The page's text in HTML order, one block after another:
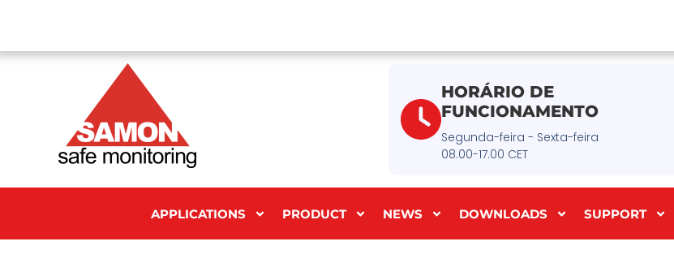
HORÁRIO DE
FUNCIONAMENTO
Segunda-feira - Sexta-feira
08.00-17.00 CET
APPLICATIONS PRODUCT NEWS DOWNLOADS SUPPORT